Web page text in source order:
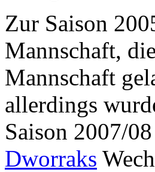
Zur Saison
Mannschaft,
Mannschaft
allerdings
Saison 2007/
Dworraks